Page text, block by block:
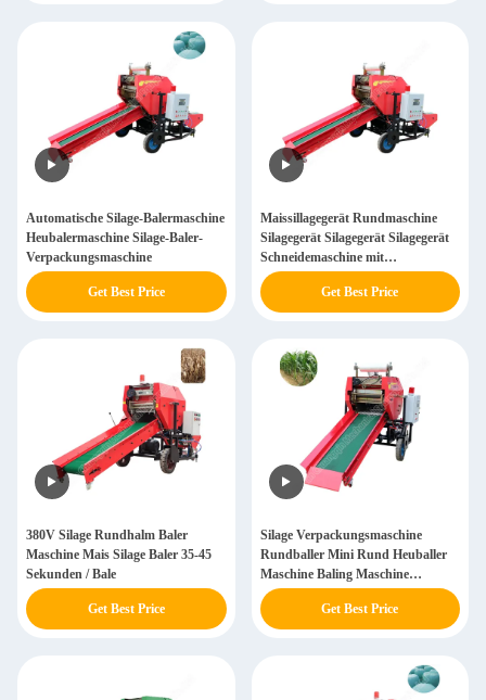
Automatische Silage-Balermaschine
Heubalermaschine Silage-Baler-
Verpackungsmaschine
Get Best Price
Maissillagegerät Rundmaschine
Silagegerät Silagegerät Silagegerät
Schneidemaschine mit
Balermaschine
Get Best Price
380V Silage Rundhalm Baler
Maschine Mais Silage Baler 35-45
Sekunden / Bale
Get Best Price
Silage Verpackungsmaschine
Rundballer Mini Rund Heuballer
Maschine Baling Maschine
Rundballer
Get Best Price